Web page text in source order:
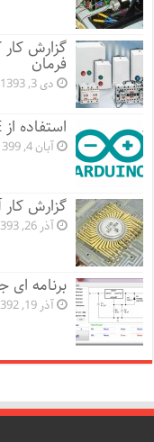
گزارش کار
فرمان
دی 3, 1393
استفاده از IDE آردوینو
آبان 4, 1399
گزارش
آذر 26, 1393
برنامه ای
آذر 19, 1392